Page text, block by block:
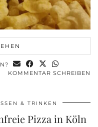
KOMMENTAR SCHREIBEN
& TRINKEN
Pizza in Köln